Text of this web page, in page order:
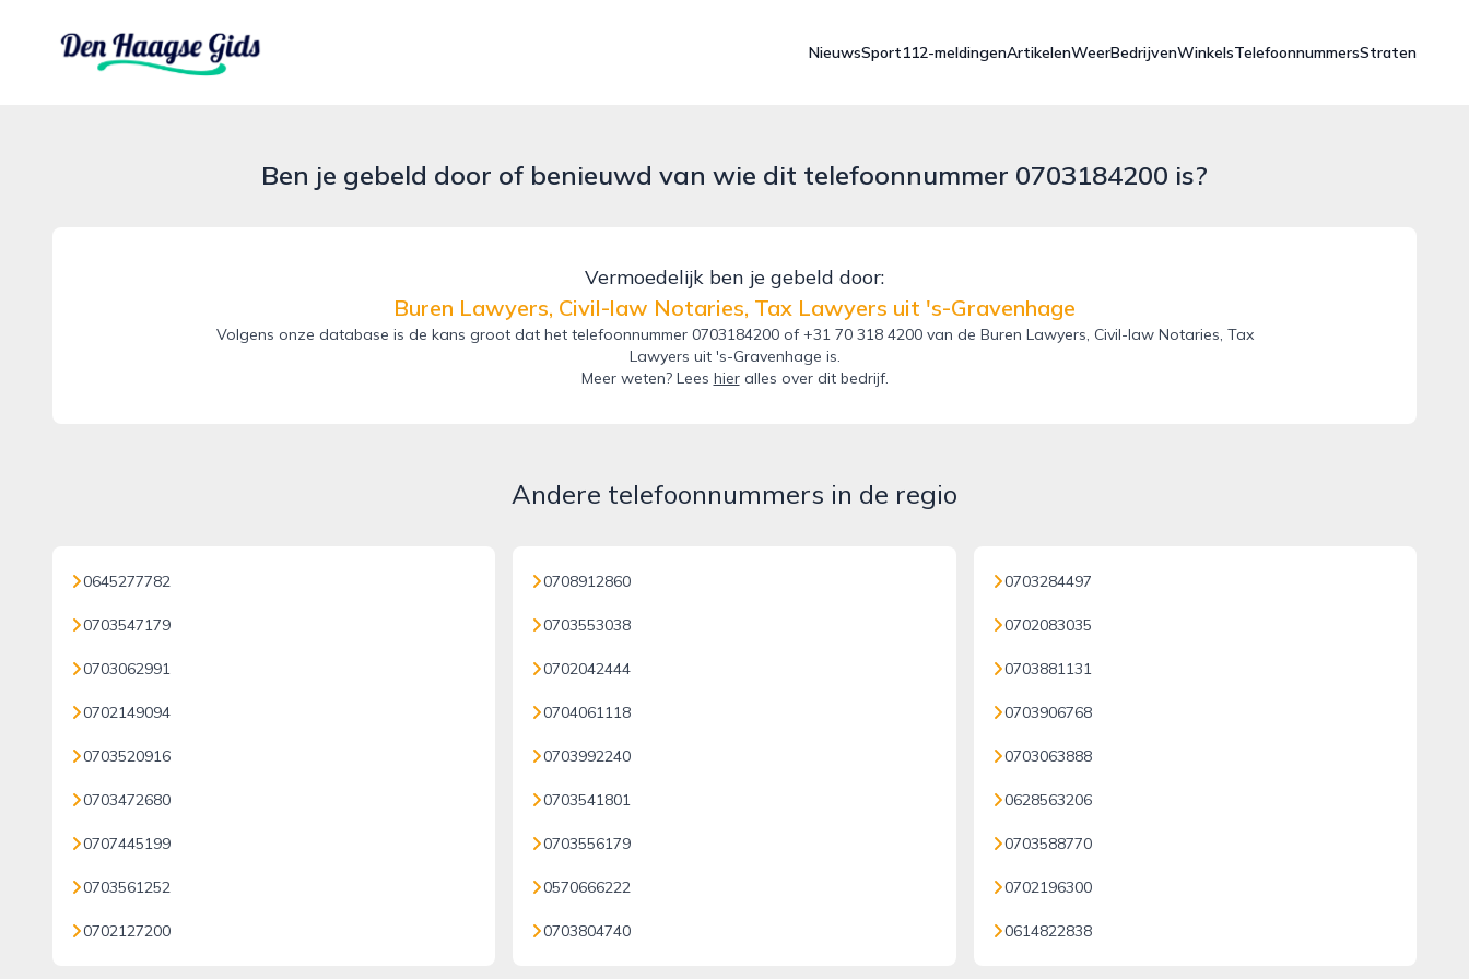
denhaagsegids.nl
NieuwsSport112-meldingenArtikelenWeerBedrijvenWinkelsTelefoonnummersStraten
Ben je gebeld door of benieuwd van wie dit telefoonnummer 0703184200 is?
Vermoedelijk ben je gebeld door:
Buren Lawyers, Civil-law Notaries, Tax Lawyers uit 's-Gravenhage
Volgens onze database is de kans groot dat het telefoonnummer 0703184200 of +31 70 318 4200 van de Buren Lawyers, Civil-law Notaries, Tax
Lawyers uit 's-Gravenhage is.
Meer weten? Lees hieralles over dit bedrijf.
Andere telefoonnummers in de regio
0645277782
0703547179
0703062991
0702149094
0703520916
0703472680
0707445199
0703561252
0702127200
0708912860
0703553038
0702042444
0704061118
0703992240
0703541801
0703556179
0570666222
0703804740
0703284497
0702083035
0703881131
0703906768
0703063888
0628563206
0703588770
0702196300
0614822838